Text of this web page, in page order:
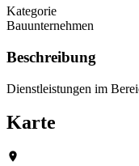
Kategorie
Bauunternehmen
Beschreibung
Dienstleistungen im
Karte